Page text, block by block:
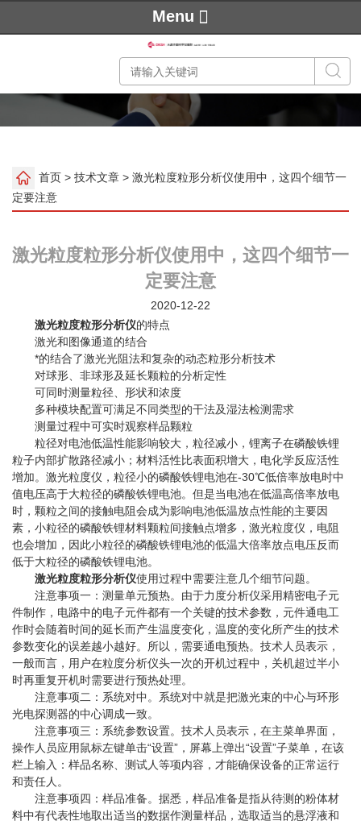
Menu
首页 > 技术文章 > 激光粒度粒形分析仪使用中，这四个细节一
定要注意
激光粒度粒形分析仪使用中，这四个细节一
定要注意
2020-12-22
激光粒度粒形分析仪的特点
激光和图像通道的结合
*的结合了激光光阻法和复杂的动态粒形分析技术
对球形、非球形及延长颗粒的分析定性
可同时测量粒径、形状和浓度
多种模块配置可满足不同类型的干法及湿法检测需求
测量过程中可实时观察样品颗粒
粒径对电池低温性能影响较大，粒径减小，锂离子在磷酸铁锂
粒子内部扩散路径减小；材料活性比表面积增大，电化学反应活性
增加。激光粒度仪，粒径小的磷酸铁锂电池在-30℃低倍率放电时中
值电压高于大粒径的磷酸铁锂电池。但是当电池在低温高倍率放电
时，颗粒之间的接触电阻会成为影响电池低温放点性能的主要因
素，小粒径的磷酸铁锂材料颗粒间接触点增多，激光粒度仪，电阻
也会增加，因此小粒径的磷酸铁锂电池的低温大倍率放点电压反而
低于大粒径的磷酸铁锂电池。
激光粒度粒形分析仪使用过程中需要注意几个细节问题。
注意事项一：测量单元预热。由于力度分析仪采用精密电子元
件制作，电路中的电子元件都有一个关键的技术参数，元件通电工
作时会随着时间的延长而产生温度变化，温度的变化所产生的技术
参数变化的误差越小越好。所以，需要通电预热。技术人员表示，
一般而言，用户在粒度分析仪头一次的开机过程中，关机超过半小
时再重复开机时需要进行预热处理。
注意事项二：系统对中。系统对中就是把激光束的中心与环形
光电探测器的中心调成一致。
注意事项三：系统参数设置。技术人员表示，在主菜单界面，
操作人员应用鼠标左键单击“设置”，屏幕上弹出“设置”子菜单，在该
栏上输入：样品名称、测试人等项内容，才能确保设备的正常运行
和责任人。
注意事项四：样品准备。据悉，样品准备是指从待测的粉体材
料中有代表性地取出适当的数据作测量样品，选取适当的悬浮液和